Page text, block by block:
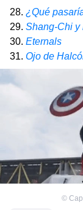
28. ¿Qué
29. Shang-Chi y
30. Eternals
31. Ojo de
©